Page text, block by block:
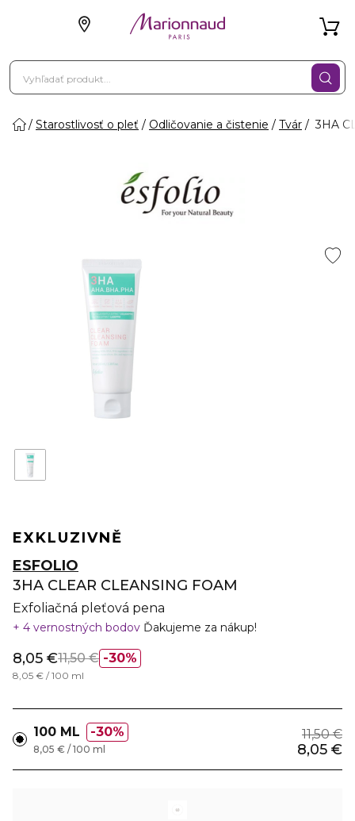
Starostlivosť o pleť Odličovanie a čistenie Tvár 3HA
EXKLUZIVNĚ
ESFOLIO
3HA CLEAR CLEANSING FOAM
Exfoliačná pleťová pena
4 vernostných bodov Ďakujeme za nákup!
30%
8,05 €11,50 €
8,05 € / 100 ml
100 ML 30% 11,50 €
8,05 €
8,05 € / 100 ml